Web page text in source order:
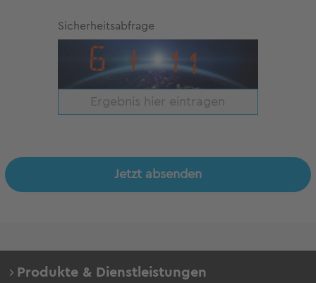
Sicherheitsabfrage
Jetzt absenden
Produkte & Dienstleistungen